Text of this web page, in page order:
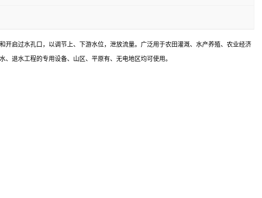
启过水孔口，以调节上、下游水位，泄放流量。广泛用于农田灌溉、水产养殖、农业经济
退水工程的专用设备、山区、平原有、无电地区均可使用。